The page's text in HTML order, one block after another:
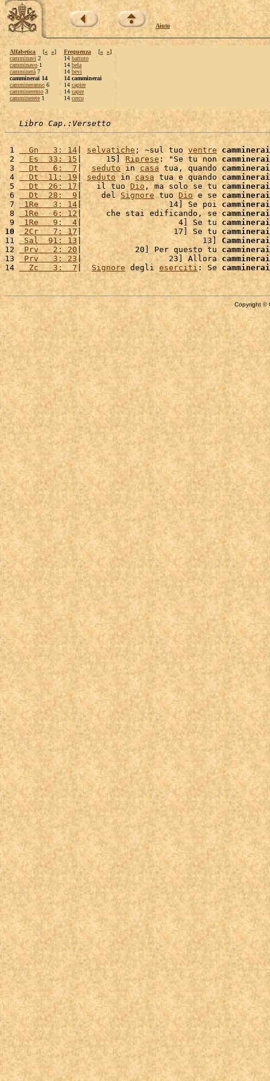
Aiuto
Alfabetica [« »]
camminavi 2
camminavo 1
camminerà 7
camminerai 14
cammineranno 6
cammineremo 3
camminerete 1
Frequenza [« »]
14 battuto
14 bela
14 bevi
14 camminerai
14 capire
14 capre
14 cerco
Libro Cap.:Versetto
1
  Gn   3: 14
| selvatiche ; ~sul tuo ventre
camminerai
2
  Es  33: 15
|     15] Riprese : "Se tu non camminerai
3
  Dt   6:  7
| seduto in casa tua, quando camminerai
4
  Dt  11: 19
| seduto in casa tua e quando camminerai
5
  Dt  26: 17
|   il tuo Dio , ma solo se tu camminerai
6
  Dt  28:  9
|    del Signore tuo Dio e se camminerai
7
1Re   3: 14|                  14] Se poi camminerai
8 1Re   6: 12 |     che stai edificando, se camminerai
9 1Re   9:  4|                    4] Se tu camminerai
10
2Cr   7: 17 |                   17] Se tu camminerai
11 Sal  91: 13 |                         13] Camminerai
12
Prv   2: 20 |           20] Per questo tu camminerai
13
Prv   3: 23|                  23] Allora camminerai
14
  Zc   3:  7
| Signore degli eserciti : Se camminerai
Copyright ©